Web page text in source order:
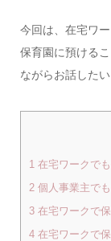
今回は、在宅ワ
保育園に預ける
ながらお話したい
1 在宅ワークで
2個人事業主でも
3在宅ワークで
4在宅ワークで